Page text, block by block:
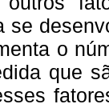
se
o
que